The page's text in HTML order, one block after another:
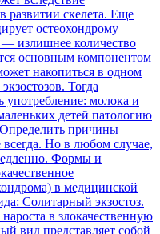
развитии скелета. Еще
остеохондрому
— излишнее количество
основным компонентом
накопиться в одном
Тогда
употребление: молока и
детей патологию
причины
всегда. Но в любом случае,
Формы и
в медицинской
Солитарный экзостоз.
в злокачественную
вид представляет собой